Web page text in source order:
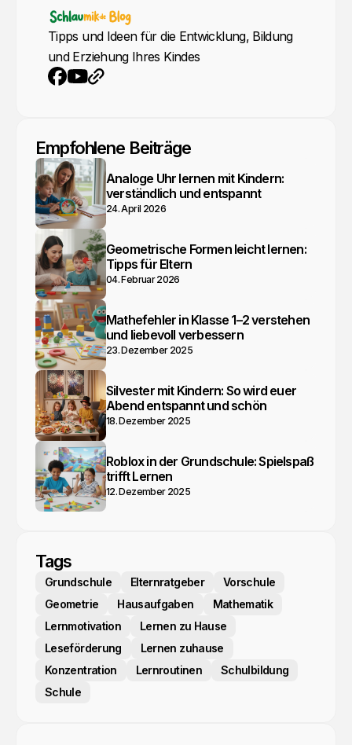
Tipps und Ideen für die Entwicklung, Bildung
und Erziehung Ihres Kindes
Empfohlene Beiträge
Analoge Uhr lernen mit Kindern:
verständlich und entspannt
24. April 2026
Geometrische Formen leicht lernen:
Tipps für Eltern
04. Februar 2026
Mathefehler in Klasse 1–2 verstehen
und liebevoll verbessern
23. Dezember 2025
Silvester mit Kindern: So wird euer
Abend entspannt und schön
18. Dezember 2025
Roblox in der Grundschule: Spielspaß
trifft Lernen
12. Dezember 2025
Tags
Grundschule Elternratgeber
Vorschule
Geometrie
Hausaufgaben
Mathematik
Lernmotivation
Lernen zu Hause
Leseförderung
Lernen zuhause
Konzentration
Lernroutinen
Schulbildung
Schule